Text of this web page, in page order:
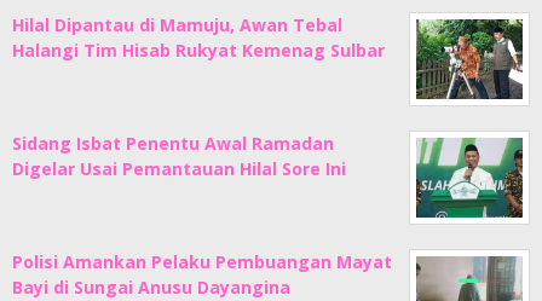
Hilal Dipantau di Mamuju, Awan Tebal
Halangi Tim Hisab Rukyat Kemenag Sulbar
Sidang Isbat Penentu Awal Ramadan
Digelar Usai Pemantauan Hilal Sore Ini
Polisi Amankan Pelaku Pembuangan Mayat
Bayi di Sungai Anusu Dayangina